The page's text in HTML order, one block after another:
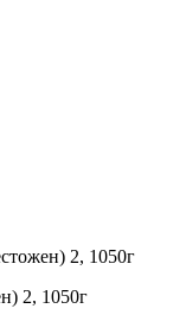
2, 1050г
2, 1050г